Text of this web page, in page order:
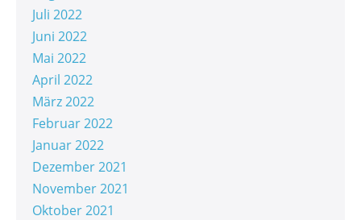
Juli 2022
Juni 2022
Mai 2022
April 2022
März 2022
Februar 2022
Januar 2022
Dezember 2021
November 2021
Oktober 2021